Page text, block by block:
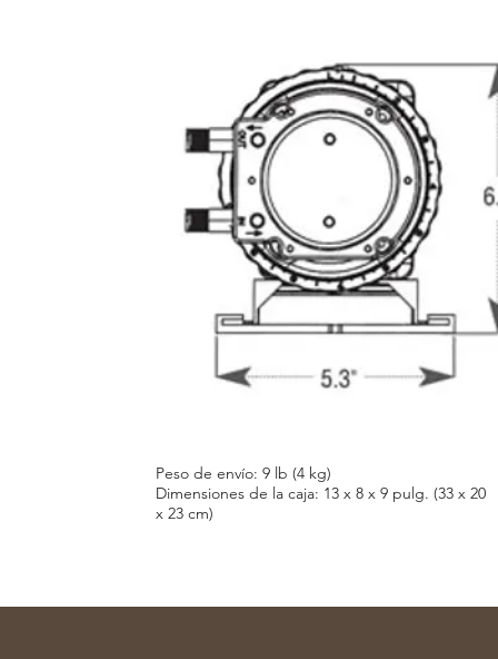
Peso de envío: 9 lb (4 kg)
Dimensiones de la caja: 13 x 8 x 9 pulg. (33 x 20
x 23 cm)